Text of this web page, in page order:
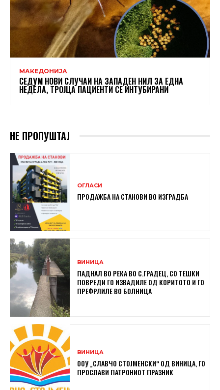
МАКЕДОНИЈА
СЕДУМ НОВИ СЛУЧАИ НА ЗАПАДЕН НИЛ ЗА ЕДНА
НЕДЕЛА, ТРОЈЦА ПАЦИЕНТИ СЕ ИНТУБИРАНИ
НЕ ПРОПУШТАЈ
ОГЛАСИ
ПРОДАЖБА НА СТАНОВИ ВО ИЗГРАДБА
ВИНИЦА
ПАДНАЛ ВО РЕКА ВО С.ГРАДЕЦ, СО ТЕШКИ
ПОВРЕДИ ГО ИЗВАДИЛЕ ОД КОРИТОТО И ГО
ПРЕФРЛИЛЕ ВО БОЛНИЦА
ВИНИЦА
ООУ „СЛАВЧО СТОЈМЕНСКИ“ ОД ВИНИЦА, ГО
ПРОСЛАВИ ПАТРОНИОТ ПРАЗНИК